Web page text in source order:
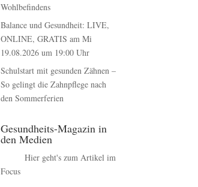
Wohlbefindens
Balance und Gesundheit: LIVE,
ONLINE, GRATIS am Mi
19.08.2026 um 19:00 Uhr
Schulstart mit gesunden Zähnen –
So gelingt die Zahnpflege nach
den Sommerferien
Gesundheits-Magazin in
den Medien
Hier geht's zum Artikel im
Focus